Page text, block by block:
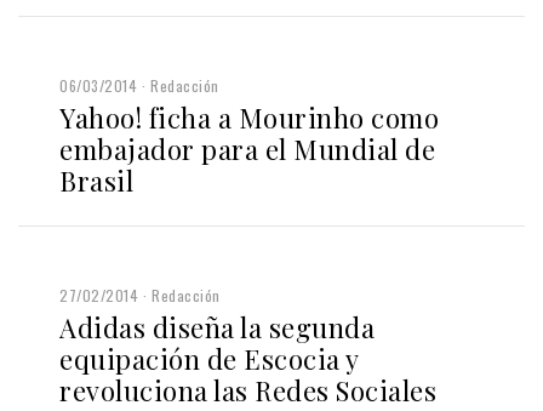
06/03/2014 Redacción
Yahoo! ficha a Mourinho como
embajador para el Mundial de
Brasil
27/02/2014 Redacción
Adidas diseña la segunda
equipación de Escocia y
revoluciona las Redes Sociales